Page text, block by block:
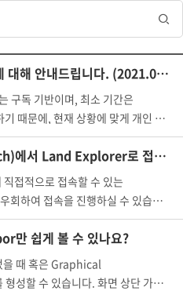
기본적인 IPA 라이선스 타입에 대해 안내드립니다. (2021.09 기준)
구독 기반이며, 최소 기간은
기 때문에, 현재 상황에 맞게 개인 라
IPA AM 모듈(Analysis Match)에서 Land Explorer로 접속하고 싶습니다.
접적으로 접속할 수 있는
회하여 접속을 진행하실 수 있습니
쉽게 볼 수 있나요?
때 혹은 Graphical
성할 수 있습니다. 화면 상단 가운데